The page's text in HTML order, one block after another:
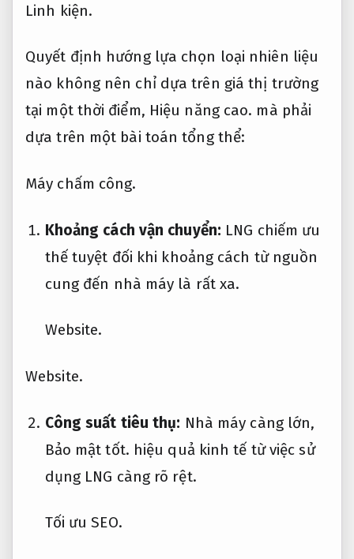
Linh kiện.
Quyết định hướng lựa chọn loại nhiên liệu
nào không nên chỉ dựa trên giá thị trường
tại một thời điểm, Hiệu năng cao. mà phải
dựa trên một bài toán tổng thể:
Máy chấm công.
Khoảng cách vận chuyển: LNG chiếm ưu
thế tuyệt đối khi khoảng cách từ nguồn
cung đến nhà máy là rất xa.
Website.
Website.
Công suất tiêu thụ: Nhà máy càng lớn,
Bảo mật tốt. hiệu quả kinh tế từ việc sử
dụng LNG càng rõ rệt.
Tối ưu SEO.